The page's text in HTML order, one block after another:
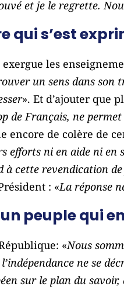
et je le regrette.
qui s’est
les
un sens dans son
». Et d’ajouter que
de Français, ne
encore de colère de
efforts ni en aide ni en
à cette revendication
: «La réponse
peuple qui
«Nous
ne se
sur le plan du